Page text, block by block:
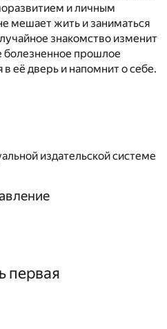
и личным
мешает жить и заниматься
знакомство изменит
болезненное прошлое
в её дверь и напомнит о себе.
издательской системе
первая